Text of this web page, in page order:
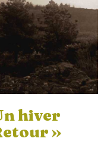
hiver
»